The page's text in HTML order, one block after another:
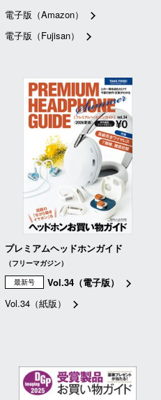
電子版（Amazon）
電子版（Fujisan）
プレミアムヘッドホンガイド
（フリーマガジン）
最新号
Vol.34（電子版）
Vol.34（紙版）